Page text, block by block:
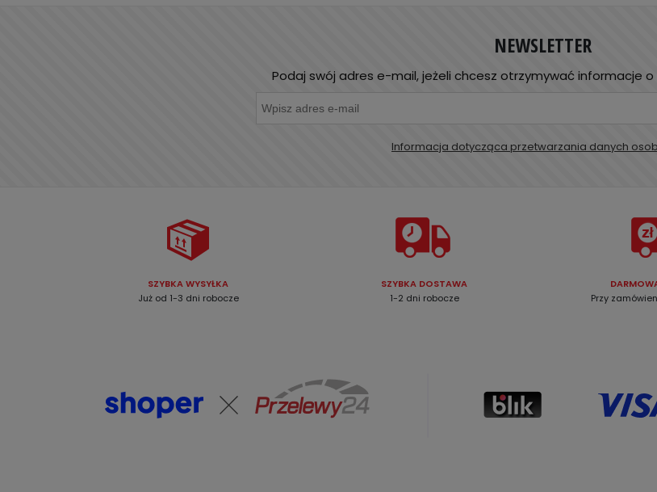
NEWSLETTER
Podaj swój adres e-mail, jeżeli chcesz otrzymywać informacje
Informacja dotycząca przetwarzania danych
SZYBKA WYSYŁKA
Już od 1-3 dni robocze
SZYBKA DOSTAWA
1-2 dni robocze
Przy